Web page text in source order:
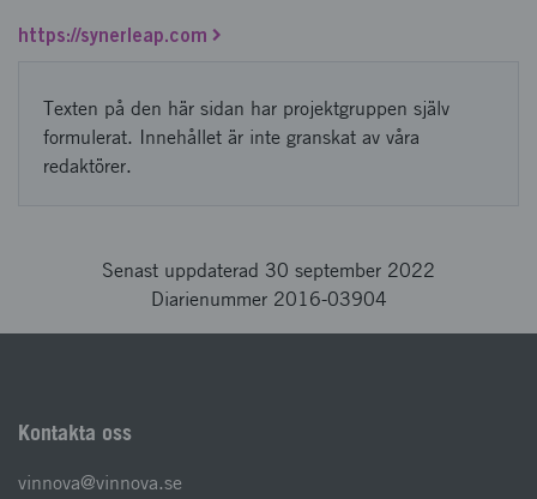
https://synerleap.com
Texten på den här sidan har projektgruppen själv
formulerat. Innehållet är inte granskat av våra
redaktörer.
Senast uppdaterad 30 september 2022
Diarienummer 2016-03904
Kontakta oss
vinnova@vinnova.se